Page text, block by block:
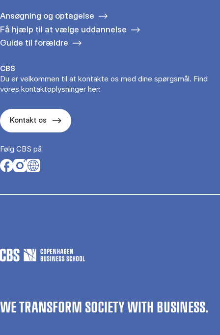
Ansøgning og optagelse
Få hjælp til at vælge uddannelse
Guide til forældre
CBS
Du er velkommen til at kontakte os med dine spørgsmål. Find
vores kontaktoplysninger her:
Kontakt os
Følg CBS på
Opens in a new tab
Opens in a new tab
Opens in a new tab
WE TRANSFORM SOCIETY WITH BUSINESS.